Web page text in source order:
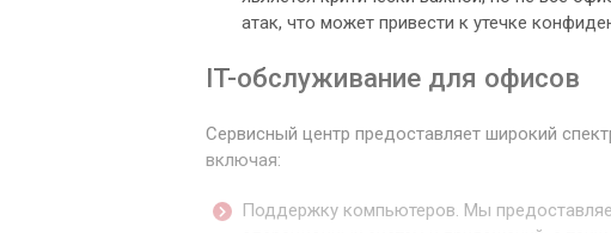
атак, что может привести к утечке
IT-обслуживание для офисов
Сервисный центр предоставляет широкий
включая:
Поддержку компьютеров. Мы